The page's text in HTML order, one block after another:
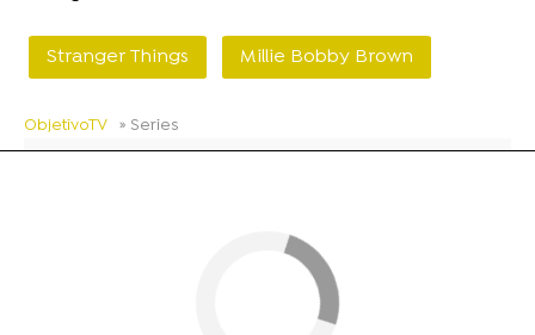
Stranger Things Millie Bobby Brown
ObjetivoTV » Series